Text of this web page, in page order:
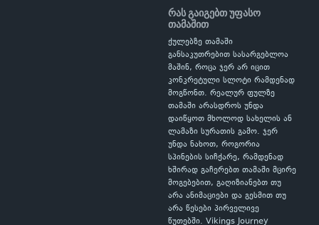
რას გაიგებთ უფასო
თამაშით
ქულებზე თამაში
განსაკუთრებით სასარგებლოა
მაშინ, როცა ჯერ არ იცით
კონკრეტული სლოტი რამდენად
მოგწონთ. რეალურ ფულზე
თამაში არასდროს უნდა
დაიწყოთ მხოლოდ სახელის ან
ლამაზი სურათის გამო. ჯერ
უნდა ნახოთ, როგორია
სპინების სიჩქარე, რამდენად
ხშირად გაჩერებთ თამაში მცირე
მოგებებით, გაღიზიანებთ თუ
არა ანიმაციები და გესმით თუ
არა წესები პირველივე
წუთებში. Vikings Journey